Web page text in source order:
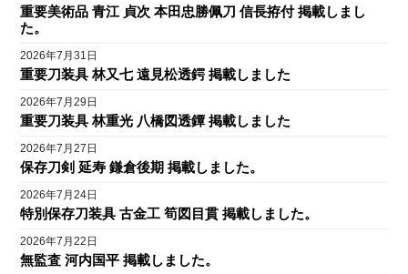
重要美術品 青江 貞次 本田忠勝佩刀 信長拵付 掲載しまし
た。
2026年7月31日
重要刀装具 林又七 遠見松透鍔 掲載しました
2026年7月29日
重要刀装具 林重光 八橋図透鐔 掲載しました
2026年7月27日
保存刀剣 延寿 鎌倉後期 掲載しました。
2026年7月24日
特別保存刀装具 古金工 筍図目貫 掲載しました。
2026年7月22日
無監査 河内国平 掲載しました。